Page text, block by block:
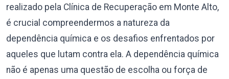
realizado pela Clínica de Recuperação em Monte Alto,
é crucial compreendermos a natureza da
dependência química e os desafios enfrentados por
aqueles que lutam contra ela. A dependência química
não é apenas uma questão de escolha ou força de